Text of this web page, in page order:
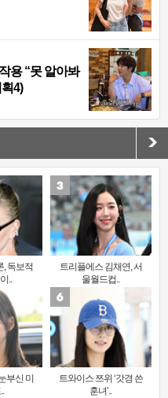
용 “못 알아봐
4)
, 독보적
..
트리플에스 김채연, 서
울월드컵..
부신 미
트와이스 쯔위 ‘갓경 쓴
훈녀’..